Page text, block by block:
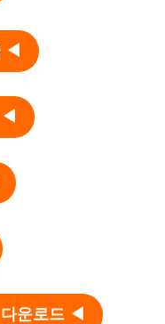
◀
◀
운로드 ◀